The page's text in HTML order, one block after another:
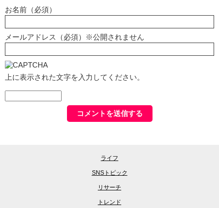
お名前（必須）
メールアドレス（必須）※公開されません
上に表示された文字を入力してください。
ライフ
SNSトピック
リサーチ
トレンド